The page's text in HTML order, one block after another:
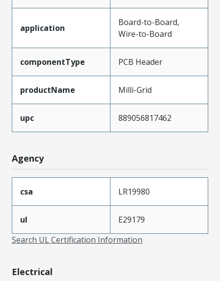
application
Board-to-Board,
Wire-to-Board
componentType PCB Header
productName Milli-Grid
upc 889056817462
Agency
csa LR19980
ul
E29179
Search UL Certification Information
Electrical